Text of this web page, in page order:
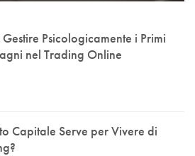
Psicologicamente i Primi
nel Trading Online
Capitale Serve per Vivere di